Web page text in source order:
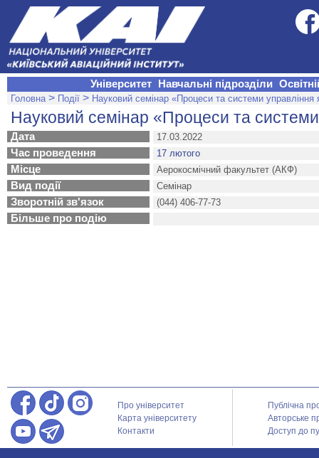
Університет Навчальні підрозділи
Головна > Події > Науковий семінар «Процеси та системи управління
Науковий семінар «Процеси та системи
Дата 17.03.2022
Час проведення 17 лютого
Місце Аерокосмічний факультет (АКФ)
Вид події Семінар
Зворотній зв'язок (044) 406-77-73
Більше про подію
Про університет
Карта університету
Контакти
Публічна
Авторське
Доступ до